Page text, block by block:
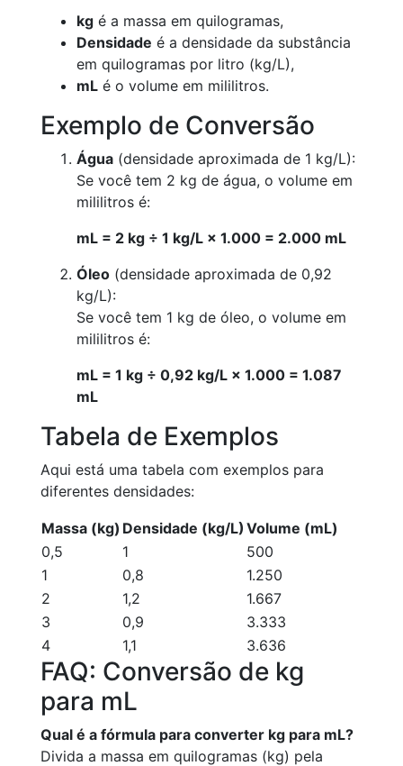
kg é a massa em quilogramas,
Densidade é a densidade da substância
em quilogramas por litro (kg/L),
mL é o volume em mililitros.
Exemplo de Conversão
Água (densidade aproximada de 1 kg/L):
Se você tem 2 kg de água, o volume em
mililitros é:
mL = 2 kg ÷ 1 kg/L × 1.000 = 2.000 mL
Óleo (densidade aproximada de 0,92
kg/L):
Se você tem 1 kg de óleo, o volume em
mililitros é:
mL = 1 kg ÷ 0,92 kg/L × 1.000 = 1.087
mL
Tabela de Exemplos
Aqui está uma tabela com exemplos para
diferentes densidades:
Massa (kg) Densidade (kg/L) Volume (mL)
0,5
1
500
1
0,8
1.250
2
1,2
1.667
3
0,9
3.333
4
1,1 3.636
FAQ: Conversão de kg
para mL
Qual é a fórmula para converter kg para mL?
Divida a massa em quilogramas (kg) pela